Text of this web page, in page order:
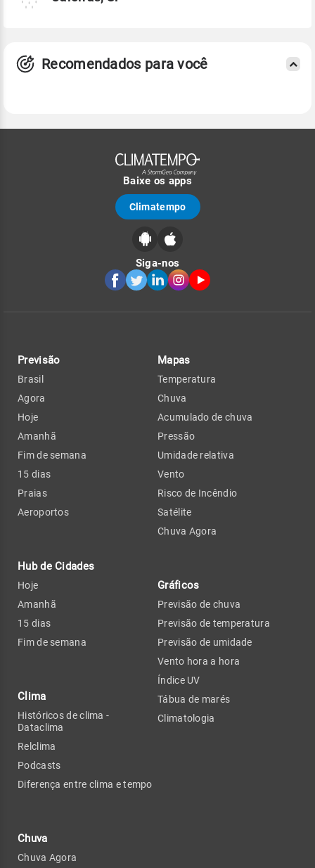
Recomendados para você
Baixe os apps
Climatempo
Siga-nos
Previsão
Brasil
Agora
Hoje
Amanhã
Fim de semana
15 dias
Praias
Aeroportos
Hub de Cidades
Hoje
Amanhã
15 dias
Fim de semana
Clima
Históricos de clima -
Dataclima
Relclima
Podcasts
Diferença entre clima e tempo
Chuva
Chuva Agora
Mapas
Temperatura
Chuva
Acumulado de chuva
Pressão
Umidade relativa
Vento
Risco de Incêndio
Satélite
Chuva Agora
Gráficos
Previsão de chuva
Previsão de temperatura
Previsão de umidade
Vento hora a hora
Índice UV
Tábua de marés
Climatologia